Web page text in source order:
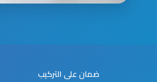
ضمان على التركيب